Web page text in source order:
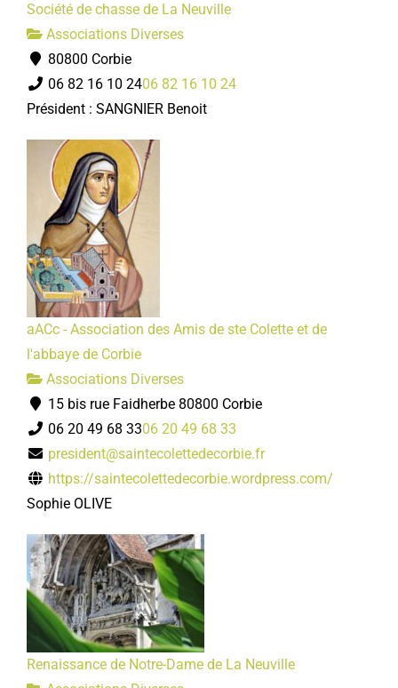
Société de chasse de La Neuville
Associations Diverses
80800 Corbie
06 82 16 10 2406 82 16 10 24
Président : SANGNIER Benoit
aACc - Association des Amis de ste Colette et de
l'abbaye de Corbie
Associations Diverses
15 bis rue Faidherbe 80800 Corbie
06 20 49 68 3306 20 49 68 33
president@saintecolettedecorbie.fr
https://saintecolettedecorbie.wordpress.com/
Sophie OLIVE
Renaissance de Notre-Dame de La Neuville